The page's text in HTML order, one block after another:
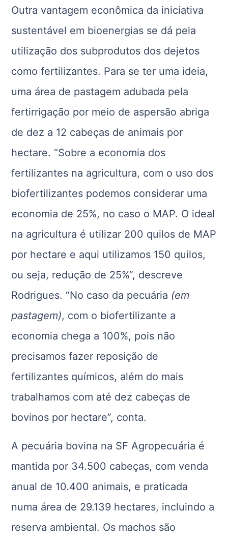
Outra vantagem econômica da iniciativa
sustentável em bioenergias se dá pela
utilização dos subprodutos dos dejetos
como fertilizantes. Para se ter uma ideia,
uma área de pastagem adubada pela
fertirrigação por meio de aspersão abriga
de dez a 12 cabeças de animais por
hectare. “Sobre a economia dos
fertilizantes na agricultura, com o uso dos
biofertilizantes podemos considerar uma
economia de 25%, no caso o MAP. O ideal
na agricultura é utilizar 200 quilos de MAP
por hectare e aqui utilizamos 150 quilos,
ou seja, redução de 25%”, descreve
Rodrigues. “No caso da pecuária (em
pastagem), com o biofertilizante a
economia chega a 100%, pois não
precisamos fazer reposição de
fertilizantes químicos, além do mais
trabalhamos com até dez cabeças de
bovinos por hectare”, conta.
A pecuária bovina na SF Agropecuária é
mantida por 34.500 cabeças, com venda
anual de 10.400 animais, e praticada
numa área de 29.139 hectares, incluindo a
reserva ambiental. Os machos são